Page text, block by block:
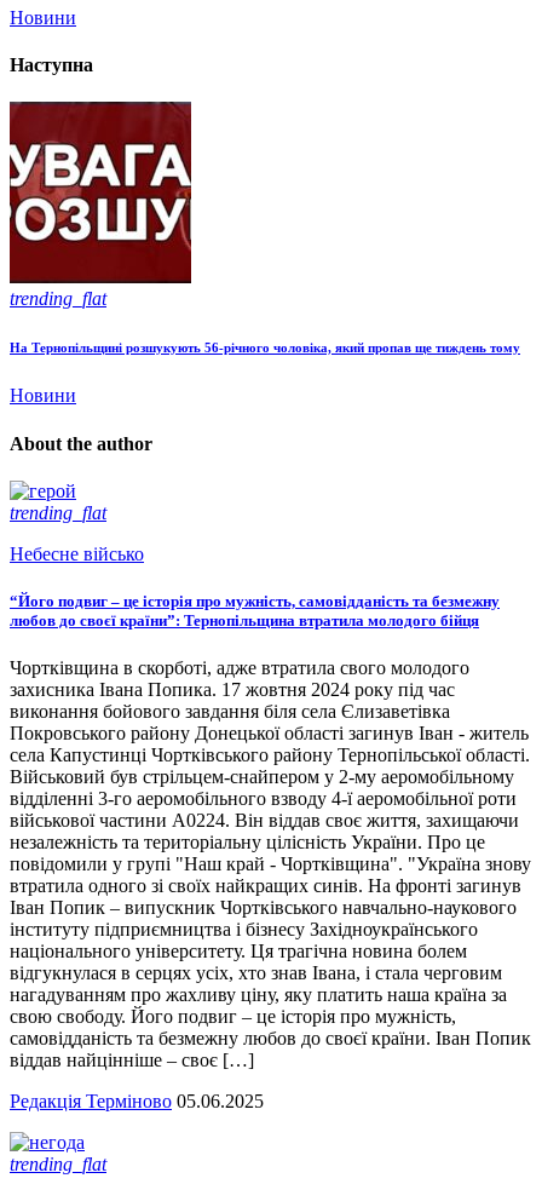
Новини
Наступна
trending_flat
На Тернопільщині розшукують 56-річного чоловіка, який пропав ще тиждень тому
Новини
About the author
trending_flat
Небесне військо
“Його подвиг – це історія про мужність, самовідданість та безмежну
любов до своєї країни”: Тернопільщина втратила молодого бійця
Чортківщина в скорботі, адже втратила свого молодого
захисника Івана Попика. 17 жовтня 2024 року під час
виконання бойового завдання біля села Єлизаветівка
Покровського району Донецької області загинув Іван - житель
села Капустинці Чортківського району Тернопільської області.
Військовий був стрільцем-снайпером у 2-му аеромобільному
відділенні 3-го аеромобільного взводу 4-ї аеромобільної роти
військової частини А0224. Він віддав своє життя, захищаючи
незалежність та територіальну цілісність України. Про це
повідомили у групі "Наш край - Чортківщина". "Україна знову
втратила одного зі своїх найкращих синів. На фронті загинув
Іван Попик – випускник Чортківського навчально-наукового
інституту підприємництва і бізнесу Західноукраїнського
національного університету. Ця трагічна новина болем
відгукнулася в серцях усіх, хто знав Івана, і стала черговим
нагадуванням про жахливу ціну, яку платить наша країна за
свою свободу. Його подвиг – це історія про мужність,
самовідданість та безмежну любов до своєї країни. Іван Попик
віддав найцінніше – своє […]
Редакція Терміново 05.06.2025
trending_flat